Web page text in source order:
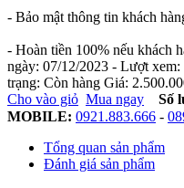
- Bảo mật thông tin khách
- Hoàn tiền 100% nếu khách
ngày: 07/12/2023 - Lượt xem:
trạng: Còn hàng Giá:
Cho vào giỏ Mua ngay
Số
MOBILE: 0921.883.666 -
Tổng quan sản phẩm
Đánh giá sản phẩm